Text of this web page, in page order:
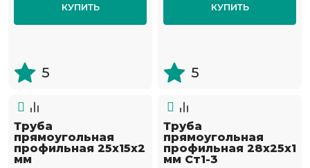
КУПИТЬ
5
КУПИТЬ
5
Труба
прямоугольная
профильная 25х15х2
мм
Труба
прямоугольная
профильная 28х25х1
мм Ст1-3